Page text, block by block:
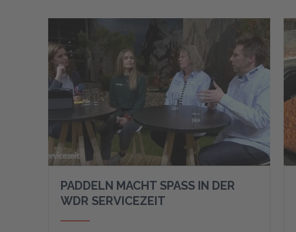
PADDELN MACHT SPASS IN DER
WDR SERVICEZEIT